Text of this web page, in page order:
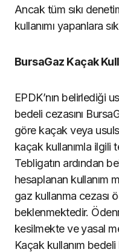
Ancak tüm sıkı
kullanımı yapanlara
BursaGaz Kaçak
EPDK’nın belirlediği
bedeli cezasını
göre kaçak veya
kaçak kullanımla ilgili
Tebligatın ardından
hesaplanan kullanım
gaz kullanma cezası
beklenmektedir.
kesilmekte ve yasal
Kaçak kullanım bedeli